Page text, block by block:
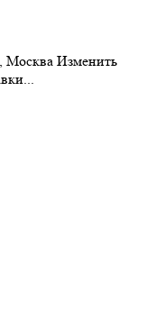
Москва Изменить